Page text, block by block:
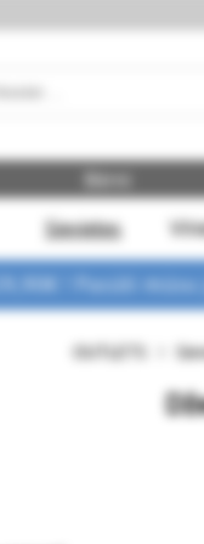
Sievietes
! Pasūti